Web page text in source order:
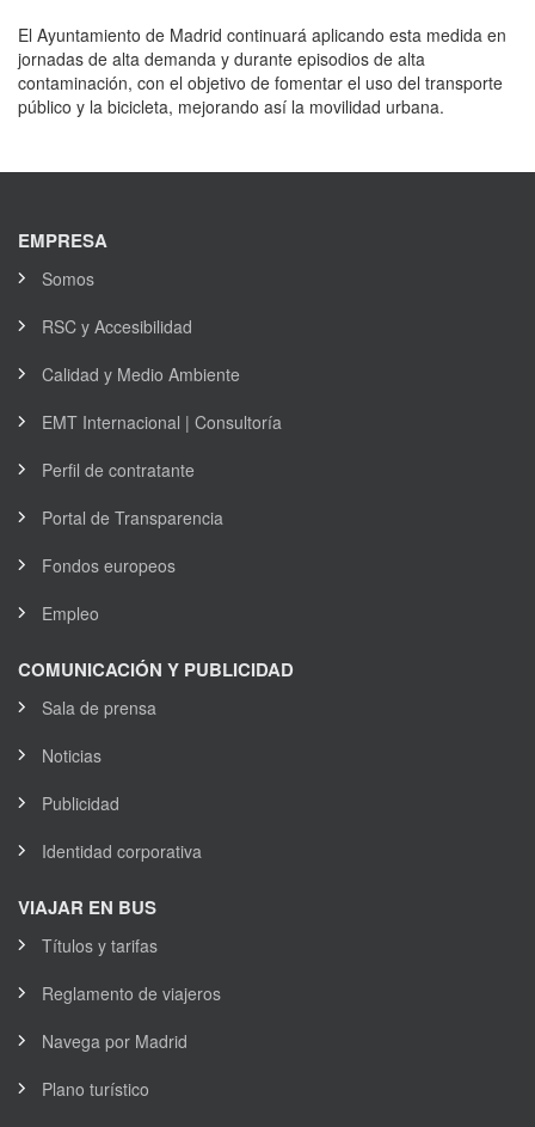
El Ayuntamiento de Madrid continuará aplicando esta medida en
jornadas de alta demanda y durante episodios de alta
contaminación, con el objetivo de fomentar el uso del transporte
público y la bicicleta, mejorando así la movilidad urbana.
EMPRESA
Somos
RSC y Accesibilidad
Calidad y Medio Ambiente
EMT Internacional | Consultoría
Perfil de contratante
Portal de Transparencia
Fondos europeos
Empleo
COMUNICACIÓN Y PUBLICIDAD
Sala de prensa
Noticias
Publicidad
Identidad corporativa
VIAJAR EN BUS
Títulos y tarifas
Reglamento de viajeros
Navega por Madrid
Plano turístico